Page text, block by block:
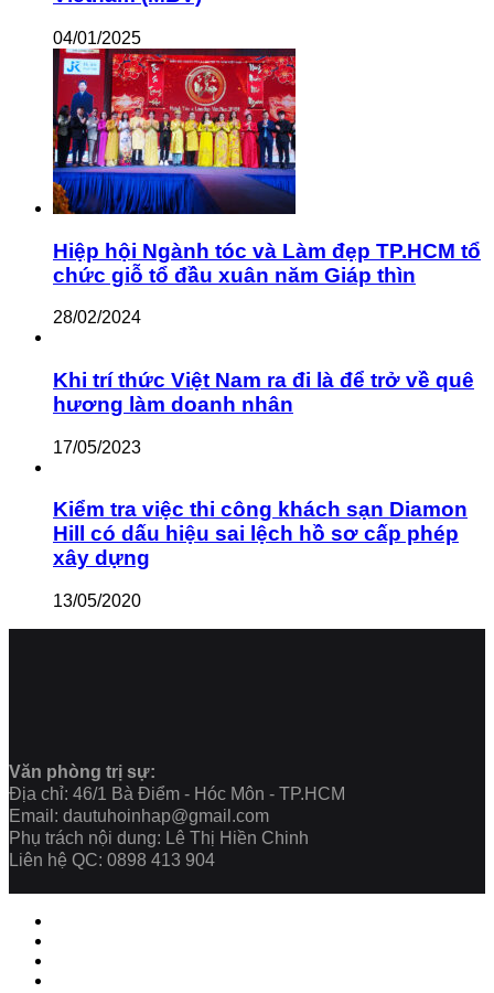
04/01/2025
Hiệp hội Ngành tóc và Làm đẹp TP.HCM tổ
chức giỗ tổ đầu xuân năm Giáp thìn
28/02/2024
Khi trí thức Việt Nam ra đi là để trở về quê
hương làm doanh nhân
17/05/2023
Kiểm tra việc thi công khách sạn Diamon
Hill có dấu hiệu sai lệch hồ sơ cấp phép
xây dựng
13/05/2020
Văn phòng trị sự:
Địa chỉ: 46/1 Bà Điểm - Hóc Môn - TP.HCM
Email: dautuhoinhap@gmail.com
Phụ trách nội dung: Lê Thị Hiền Chinh
Liên hệ QC: 0898 413 904
Close